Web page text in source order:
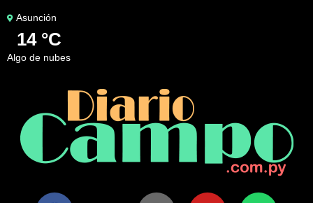
Asunción
14 °C
algo de nubes